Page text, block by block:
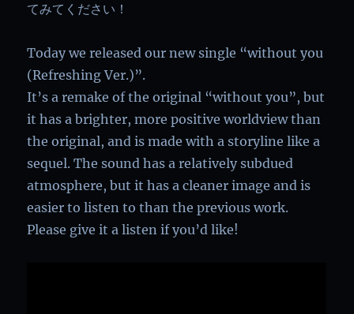
てみてください！
Today we released our new single “without you
(Refreshing Ver.)”.
It’s a remake of the original “without you”, but
it has a brighter, more positive worldview than
the original, and is made with a storyline like a
sequel. The sound has a relatively subdued
atmosphere, but it has a cleaner image and is
easier to listen to than the previous work.
Please give it a listen if you’d like!